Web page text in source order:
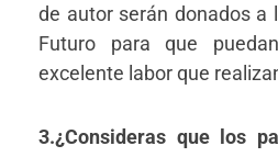
de autor serán donados a
Futuro para que
excelente labor que
3.¿Consideras que los